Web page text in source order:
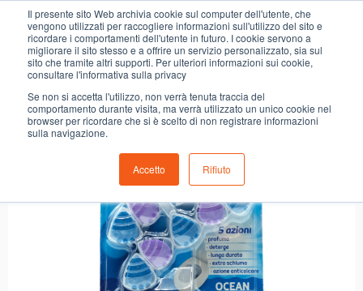
Il presente sito Web archivia cookie sul computer dell'utente, che
vengono utilizzati per raccogliere informazioni sull'utilizzo del sito e
ricordare i comportamenti dell'utente in futuro. I cookie servono a
migliorare il sito stesso e a offrire un servizio personalizzato, sia sul
sito che tramite altri supporti. Per ulteriori informazioni sui cookie,
consultare l'informativa sulla privacy
Se non si accetta l'utilizzo, non verrà tenuta traccia del
comportamento durante visita, ma verrà utilizzato un unico cookie nel
browser per ricordare che si è scelto di non registrare informazioni
sulla navigazione.
Accetto Rifiuto
DEO WC POWER DROPS OCEAN SELEX